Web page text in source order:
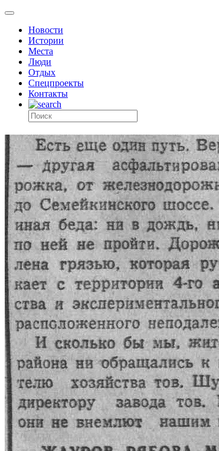
Новости
Истории
Места
Люди
Отдых
Спецпроекты
Контакты